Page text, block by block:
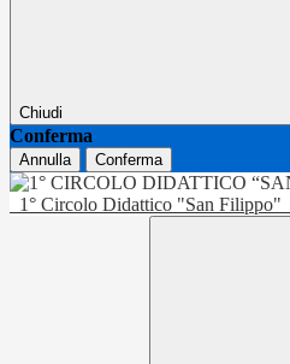
Chiudi
Conferma
Annulla Conferma
1° Circolo Didattico "San Filippo"